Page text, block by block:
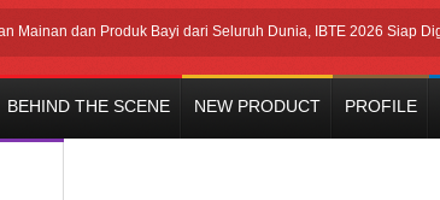
dan Produk Bayi dari Seluruh Dunia, IBTE 2026 Siap Digelar!
BEHIND THE SCENE NEW PRODUCT PROFILE